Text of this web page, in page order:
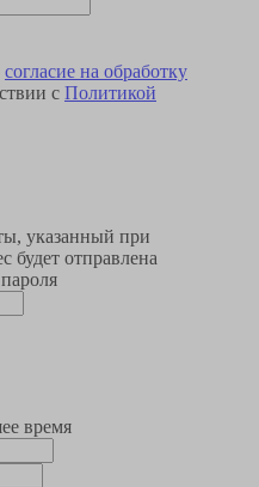
согласие на обработку
с Политикой
указанный при
будет отправлена
время